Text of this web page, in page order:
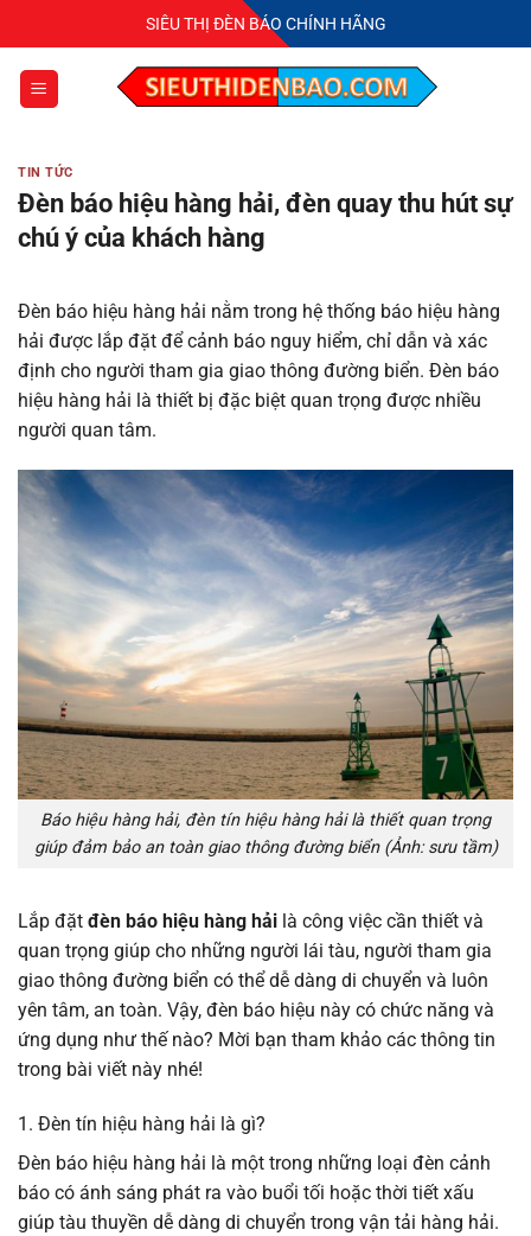
qua
nội
dung
SIÊU THỊ ĐÈN BÁO CHÍNH HÃNG
TIN TỨC
Đèn báo hiệu hàng hải, đèn quay thu hút sự
chú ý của khách hàng
Đèn báo hiệu hàng hải nằm trong hệ thống báo hiệu hàng
hải được lắp đặt để cảnh báo nguy hiểm, chỉ dẫn và xác
định cho người tham gia giao thông đường biển. Đèn báo
hiệu hàng hải là thiết bị đặc biệt quan trọng được nhiều
người quan tâm.
Báo hiệu hàng hải, đèn tín hiệu hàng hải là thiết quan trọng
giúp đảm bảo an toàn giao thông đường biển (Ảnh: sưu tầm)
Lắp đặt đèn báo hiệu hàng hải là công việc cần thiết và
quan trọng giúp cho những người lái tàu, người tham gia
giao thông đường biển có thể dễ dàng di chuyển và luôn
yên tâm, an toàn. Vậy, đèn báo hiệu này có chức năng và
ứng dụng như thế nào? Mời bạn tham khảo các thông tin
trong bài viết này nhé!
1. Đèn tín hiệu hàng hải là gì?
Đèn báo hiệu hàng hải là một trong những loại đèn cảnh
báo có ánh sáng phát ra vào buổi tối hoặc thời tiết xấu
giúp tàu thuyền dễ dàng di chuyển trong vận tải hàng hải.